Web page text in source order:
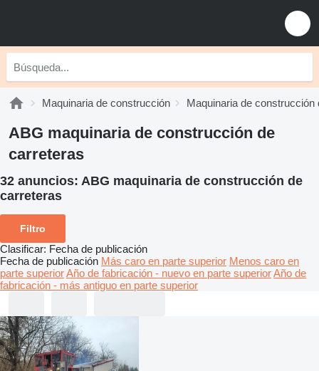
Maquinaria de construcción Maquinaria de construcción
ABG maquinaria de construcción de
carreteras
32 anuncios: ABG maquinaria de construcción de
carreteras
Filtro
Clasificar: Fecha de publicación
Fecha de publicación Más caro en parte superior Menos caro en
parte superiorAño de fabricación - nuevo en parte superiorAño de
fabricación - más antiguo en parte superior